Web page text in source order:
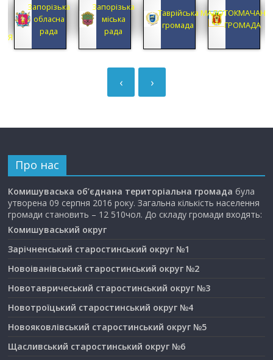
Запорізька
обласна
рада
Запорізька
міська
рада
Таврійська
громада
ГРОМАДА
›
‹
Про нас
Комишуваська об’єднана територіальна громада була
утворена 09 серпня 2016 року. Загальна кількість населення
громади становить – 12 510чол. До складу громади входять:
Комишуваський округ
Зарічненський старостинський округ №1
Новоіванівський старостинський округ №2
Новотавричеський старостинський округ №3
Новотроїцький старостинський округ №4
Новояковлівський старостинський округ №5
Щасливський старостинський округ №6